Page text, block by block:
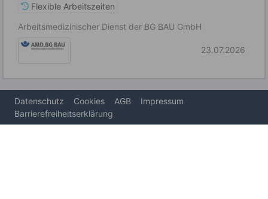
Flexible Arbeitszeiten
Arbeitsmedizinischer Dienst der BG BAU GmbH
23.07.2026
Datenschutz Cookies AGB
Impressum
Barrierefreiheitserklärung